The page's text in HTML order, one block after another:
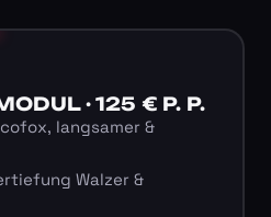
· 125 € P. P.
langsamer &
Walzer &